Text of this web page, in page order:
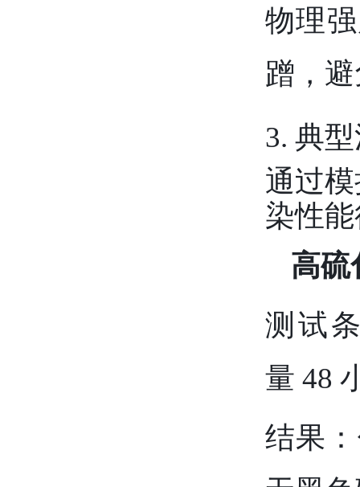
物理
蹭，
3. 典
通过
染性
高硫
测试
量 48
结果